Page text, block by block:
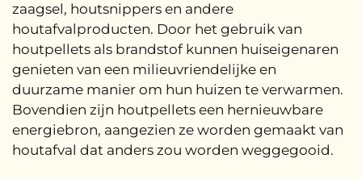
zaagsel, houtsnippers en andere
houtafvalproducten. Door het gebruik van
houtpellets als brandstof kunnen huiseigenaren
genieten van een milieuvriendelijke en
duurzame manier om hun huizen te verwarmen.
Bovendien zijn houtpellets een hernieuwbare
energiebron, aangezien ze worden gemaakt van
houtafval dat anders zou worden weggegooid.